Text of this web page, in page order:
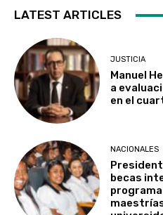
LATEST ARTICLES
JUSTICIA
Manuel
a
en el
NACIONALES
becas